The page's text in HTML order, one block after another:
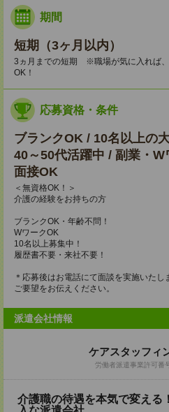
期間
短期（3ヶ月以内）
3ヵ月までの短期 ※職場が気に入れば
OK！
応募資格・条件
ブランクOK / 10名以上の
40～50代活躍中 / 副業・W
面接OK
＜無資格OK！＞
介護の経験をお持ちの方
ブランクOK・年齢不問！
WワークOK
10名以上募集中！
履歴書不要・来社不要！
＊応募後はお電話にて面談を実施いた
ご要望をお伝えください。
派遣会社情報
ケアスタッフィ
労働者派遣事業許可番
介護職の待遇を本気で変える